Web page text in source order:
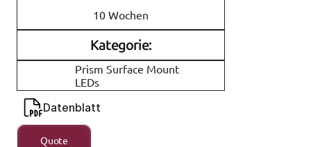
10 Wochen
Kategorie:
Prism Surface Mount
LEDs
Datenblatt
Quote